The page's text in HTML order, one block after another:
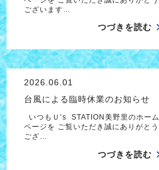
ございます…
つづきを読む
2026.06.01
台風による臨時休業のお知らせ
いつもＵ’s STATION美野里のホーム
ページを ご覧いただき誠にありがとう
ござ…
つづきを読む